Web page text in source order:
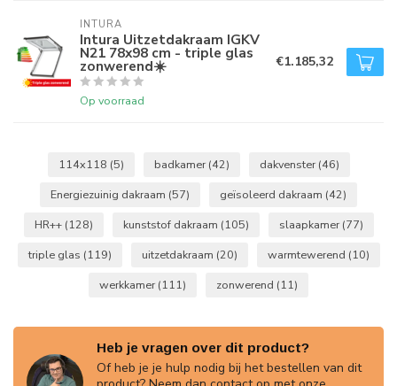
INTURA
Intura Uitzetdakraam IGKV
N21 78x98 cm - triple glas
zonwerend☀️
Op voorraad
€1.185,32
114x118 (5) badkamer (42) dakvenster (46)
Energiezuinig dakraam (57) geïsoleerd dakraam (42)
HR++ (128) kunststof dakraam (105) slaapkamer (77)
triple glas (119) uitzetdakraam (20) warmtewerend (10)
werkkamer (111) zonwerend (11)
Heb je vragen over dit product?
Of heb je je hulp nodig bij het bestellen van dit